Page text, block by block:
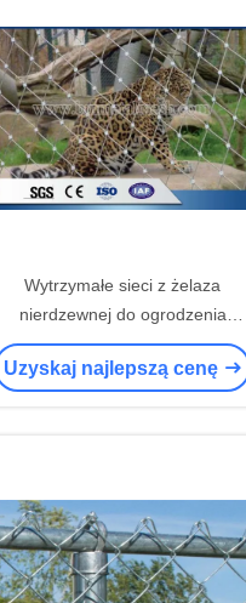
Wytrzymałe sieci z żelaza
nierdzewnej do ogrodzenia
zwierząt
Uzyskaj najlepszą cenę